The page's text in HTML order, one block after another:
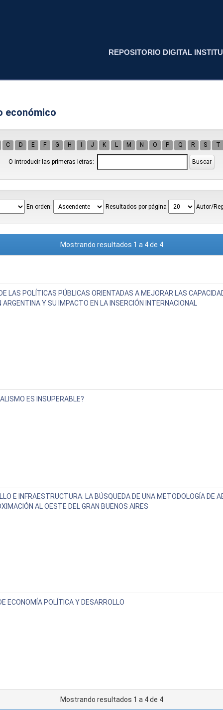
REPOSITORIO DIGITAL
económico
C D E F G H J K L M N O P Q R S T
O introducir las primeras letras:
En orden: Resultados por página Autor/
Mostrando resultados 1 a 4 de 4
LAS POLÍTICAS PÚBLICAS ORIENTADAS A MEJORAR LAS
ARGENTINA Y SU IMPACTO EN LA INSERCIÓN INTERNACIONAL
ES INSUPERABLE?
E INFRAESTRUCTURA: LA BÚSQUEDA DE UNA METODOLOGÍA DE
AL OESTE DEL GRAN BUENOS AIRES
ECONOMÍA POLÍTICA Y DESARROLLO
Mostrando resultados 1 a 4 de 4